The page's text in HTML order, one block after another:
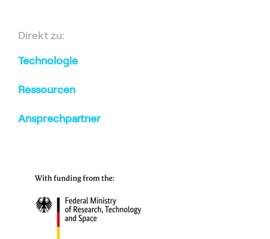
Direkt zu:
Technologie
Ressourcen
Ansprechpartner